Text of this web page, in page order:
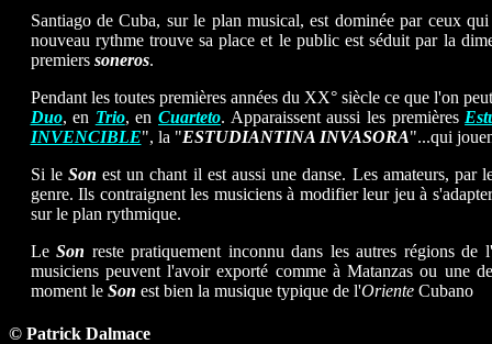
Santiago de Cuba, sur le plan musical, est dominée par ceux
nouveau rythme trouve sa place et le public est séduit par la
premiers soneros.
Pendant les toutes premières années du XX° siècle ce que l'on
Duo, en Trio, en Cuarteto. Apparaissent aussi les premières
INVENCIBLE", la "ESTUDIANTINA INVASORA"...qui
Si le Son est un chant il est aussi une danse. Les amateurs,
genre. Ils contraignent les musiciens à modifier leur jeu à
sur le plan rythmique.
LeSon reste pratiquement inconnu dans les autres régions
musiciens peuvent l'avoir exporté comme à Matanzas ou une
moment le Son est bien la musique typique de l'OrienteCubano.
© Patrick Dalmace